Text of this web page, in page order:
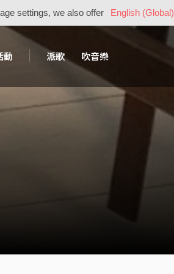
settings, we also offer English (Global)
動 派歌 吹音樂